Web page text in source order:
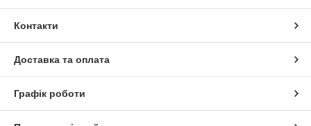
Контакти
Доставка та оплата
Графік роботи